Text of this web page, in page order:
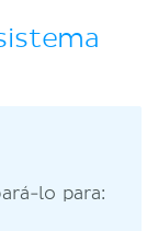
lo para: